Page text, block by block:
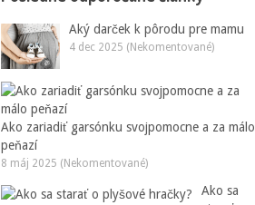
Aký darček k pôrodu pre mamu
4 dec 2025 (Nekomentované)
Ako zariadiť garsónku svojpomocne a za málo
peňazí
8 máj 2025 (Nekomentované)
Ako sa